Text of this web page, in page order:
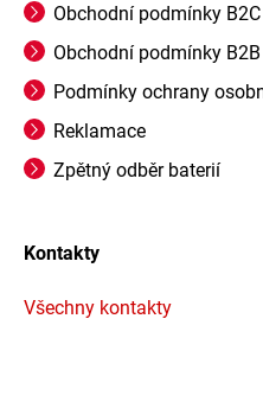
Obchodní podmínky B2C
Obchodní podmínky B2B
Podmínky ochrany
Reklamace
Zpětný odběr baterií
Kontakty
Všechny kontakty